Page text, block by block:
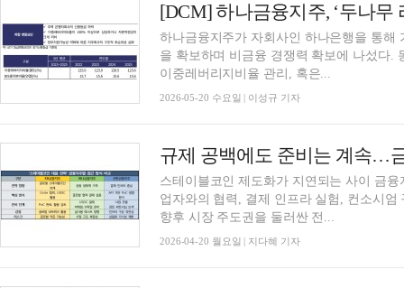
[DCM] 하나금융지주, ‘두나무
하나금융지주가 자회사인 하나은행을 통해
을 확보하며 비금융 경쟁력 확보에 나섰다.
이중레버리지비율 관리, 혹은...
2026-05-20 수요일 | 이성규 기자
스테이블코인 제도화가 지연되는 사이 금
업자와의 협력, 결제 인프라 실험, 컨소시
향후 시장 주도권을 둘러싼 전...
2026-04-20 월요일 | 지다혜 기자